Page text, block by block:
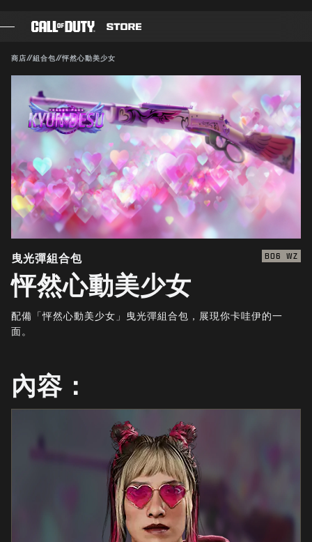
戰爭通行證
黑影部隊
COD點數
《決勝時刻》商店
COMBAT BUILDS
遊戲
最新消息
電競
客服支援
商店//組合包//怦然心動美少女
相容：
取消
Activision得隨時更新、替換或移除此遊戲內容。
曳光彈組合包 BO6 WZ
怦然心動美少女
配備「怦然心動美少女」曳光彈組合包，展現你卡哇伊的一
面。
內容：